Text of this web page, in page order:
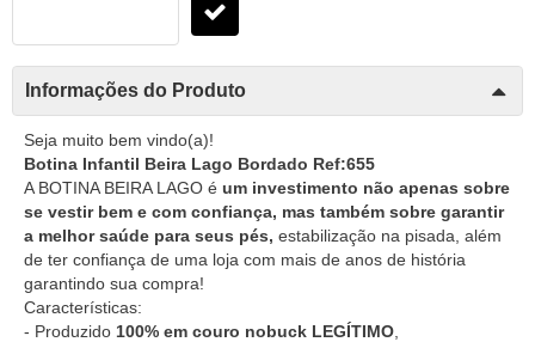
Informações do Produto
Seja muito bem vindo(a)!
Botina Infantil Beira Lago Bordado Ref:655
A BOTINA BEIRA LAGO é um investimento não apenas sobre
se vestir bem e com confiança, mas também sobre garantir
a melhor saúde para seus pés, estabilização na pisada, além
de ter confiança de uma loja com mais de anos de história
garantindo sua compra!
Características:
- Produzido 100% em couro nobuck LEGÍTIMO